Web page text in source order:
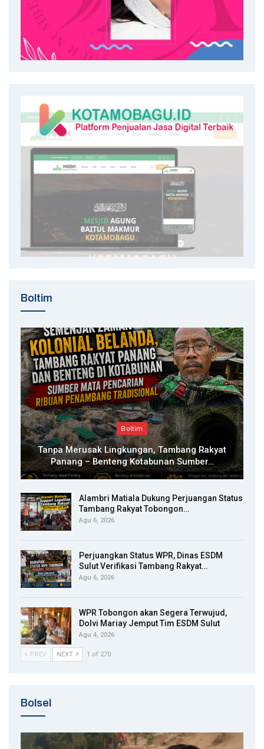
Boltim
Boltim
Tanpa Merusak Lingkungan, Tambang Rakyat
Panang – Benteng Kotabunan Sumber…
Alambri Matiala Dukung Perjuangan Status
Tambang Rakyat Tobongon…
Agu 6, 2026
Perjuangkan Status WPR, Dinas ESDM
Sulut Verifikasi Tambang Rakyat…
Agu 6, 2026
WPR Tobongon akan Segera Terwujud,
Dolvi Mariay Jemput Tim ESDM Sulut
Agu 4, 2026
PREV NEXT 1 of 270
Bolsel